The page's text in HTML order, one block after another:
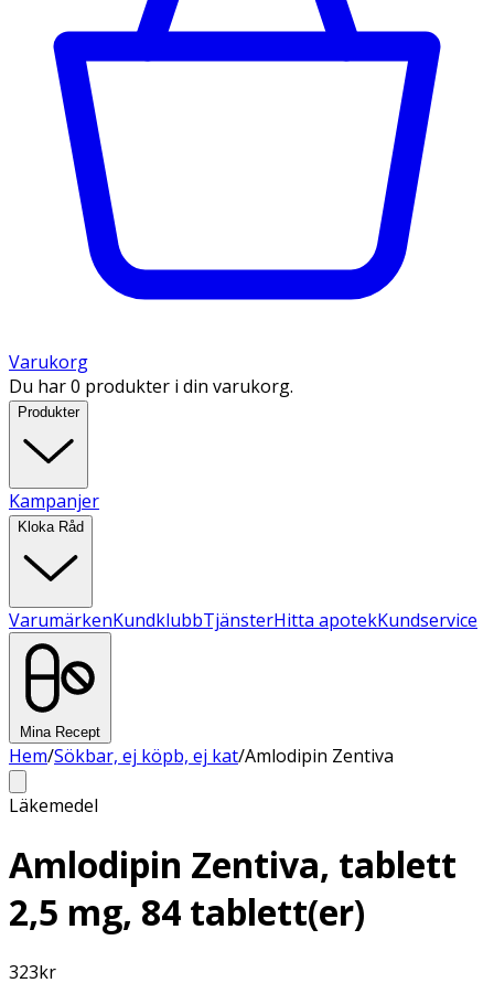
Varukorg
Du har 0 produkter i din varukorg.
Produkter
Kampanjer
Kloka Råd
VarumärkenKundklubbTjänsterHitta apotekKundservice
Mina Recept
Hem/Sökbar, ej köpb, ej kat/Amlodipin Zentiva
Läkemedel
Amlodipin Zentiva, tablett
2,5 mg, 84 tablett(er)
323kr